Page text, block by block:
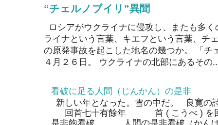
“チェルノブイリ”異聞
ロシアがウクライナに侵攻し、またも多
ライナという言葉、キエフという言葉、チ
の原発事故を起こした地名の幾つか。 「チ
４月２６日。 ウクライナの北部にあるその
看破に足る人間（じんかん）の是非
新しい年となった。雪の中だ。 良寛の
回首七十有餘年 首 ( こうべ ) を回
是非飽看破 人間の是非看破（かん